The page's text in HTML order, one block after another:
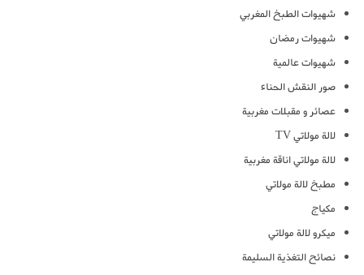
شهيوات الطبخ المغربي
شهيوات رمضان
شهيوات عالمية
صور النقش الحناء
عصائر و مقبلات مغربية
لالة مولاتي TV
لالة مولاتي اناقة مغربية
مطبخ لالة مولاتي
مكياج
ميكرو لالة مولاتي
نصائح التغذية السليمة